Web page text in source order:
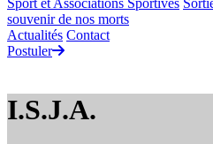
Sport et Associations Sportives
souvenir de nos morts
Actualités Contact
Postuler
I.S.J.A.